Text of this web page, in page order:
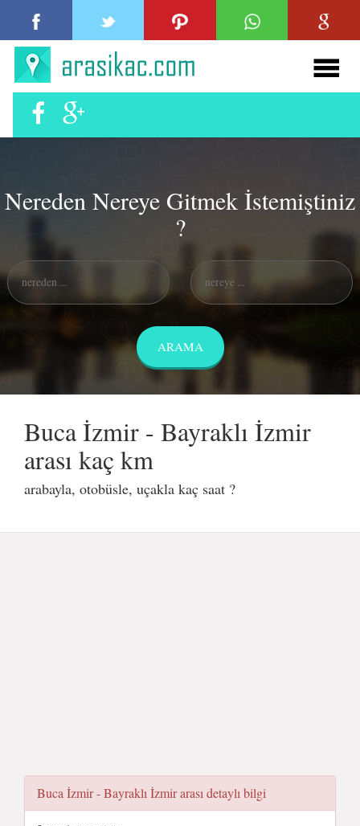
Nereden Nereye Gitmek İstemiştiniz
?
Buca İzmir - Bayraklı İzmir
arası kaç km
arabayla, otobüsle, uçakla kaç saat ?
Buca İzmir - Bayraklı İzmir arası detaylı bilgi